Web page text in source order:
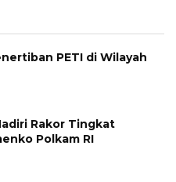
PETI di Wilayah
Rakor Tingkat
Polkam RI